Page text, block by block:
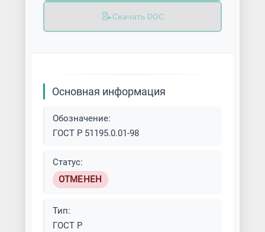
📝Скачать DOC
Основная информация
Обозначение:
ГОСТ Р 51195.0.01-98
Статус:
ОТМЕНЕН
Тип:
ГОСТ Р